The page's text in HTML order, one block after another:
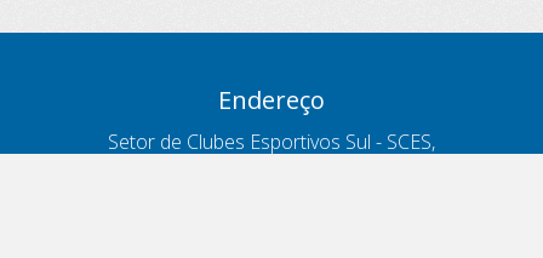
Endereço
Setor de Clubes Esportivos Sul - SCES,